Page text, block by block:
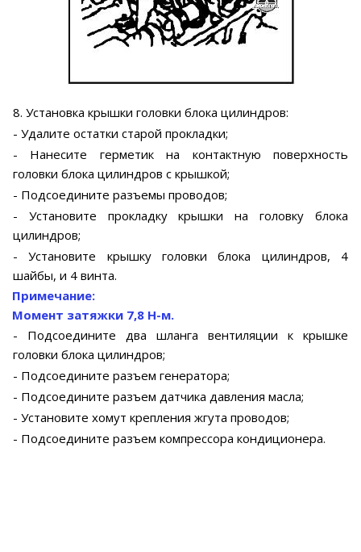
8. Установка крышки головки блока цилиндров:
- Удалите остатки старой прокладки;
- Нанесите герметик на контактную поверхность
головки блока цилиндров с крышкой;
- Подсоедините разъемы проводов;
- Установите прокладку крышки на головку блока
цилиндров;
- Установите крышку головки блока цилиндров, 4
шайбы, и 4 винта.
Примечание:
Момент затяжки 7,8 Н-м.
- Подсоедините два шланга вентиляции к крышке
головки блока цилиндров;
- Подсоедините разъем генератора;
- Подсоедините разъем датчика давления масла;
- Установите хомут крепления жгута проводов;
- Подсоедините разъем компрессора кондиционера.